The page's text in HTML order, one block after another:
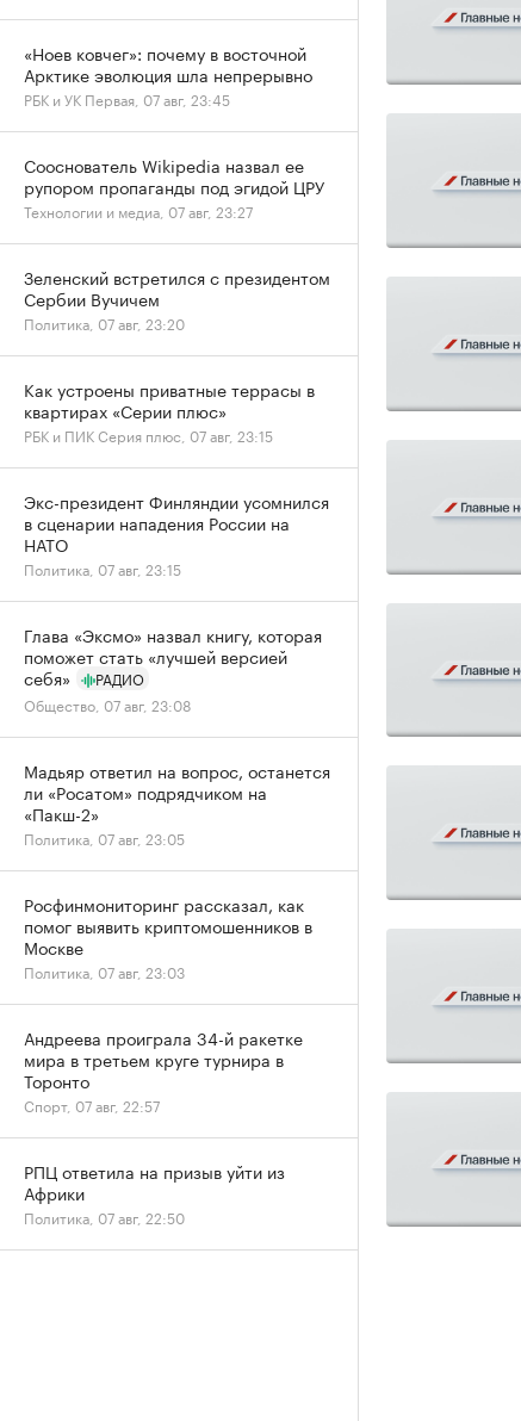
«Ноев ковчег»: почему в восточной
Арктике эволюция шла непрерывно
РБК и УК Первая, 07 авг, 23:45
Сооснователь Wikipedia назвал ее
рупором пропаганды под эгидой ЦРУ
Технологии и медиа, 07 авг, 23:27
Зеленский встретился с президентом
Сербии Вучичем
Политика, 07 авг, 23:20
Как устроены приватные террасы в
квартирах «Серии плюс»
РБК и ПИК Серия плюс, 07 авг, 23:15
Экс-президент Финляндии усомнился
в сценарии нападения России на
НАТО
Политика, 07 авг, 23:15
Глава «Эксмо» назвал книгу, которая
поможет стать «лучшей версией
себя»
РАДИО
Общество, 07 авг, 23:08
Мадьяр ответил на вопрос, останется
ли «Росатом» подрядчиком на
«Пакш-2»
Политика, 07 авг, 23:05
Росфинмониторинг рассказал, как
помог выявить криптомошенников в
Москве
Политика, 07 авг, 23:03
Андреева проиграла 34-й ракетке
мира в третьем круге турнира в
Торонто
Спорт, 07 авг, 22:57
РПЦ ответила на призыв уйти из
Африки
Политика, 07 авг, 22:50